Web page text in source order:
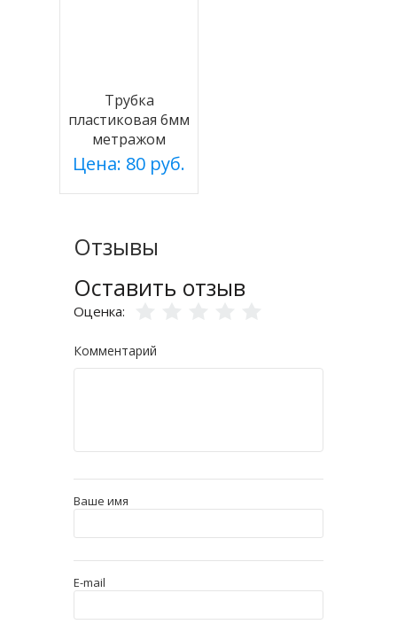
Трубка
пластиковая 6мм
метражом
Цена: 80 руб.
Отзывы
Оставить отзыв
Оценка:
Комментарий
Ваше имя
E-mail